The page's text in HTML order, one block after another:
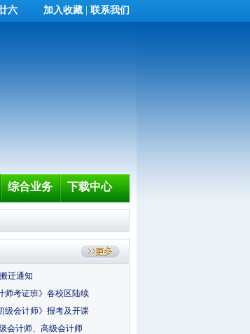
六 加入收藏 联系我们
综合业务 下载中心
迁通知
师考证班》各校区陆续
级会计师》报考及开课
会计师、高级会计师